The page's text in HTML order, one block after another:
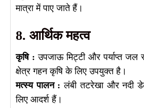
मात्रा में पाए जाते हैं।
8. आर्थिक महत्व
कृषि : उपजाऊ मिट्टी और पर्याप्त
क्षेत्र गहन कृषि के लिए उपयुक्त है।
मत्स्य पालन : लंबी तटरेखा और नदी
लिए आदर्श हैं।